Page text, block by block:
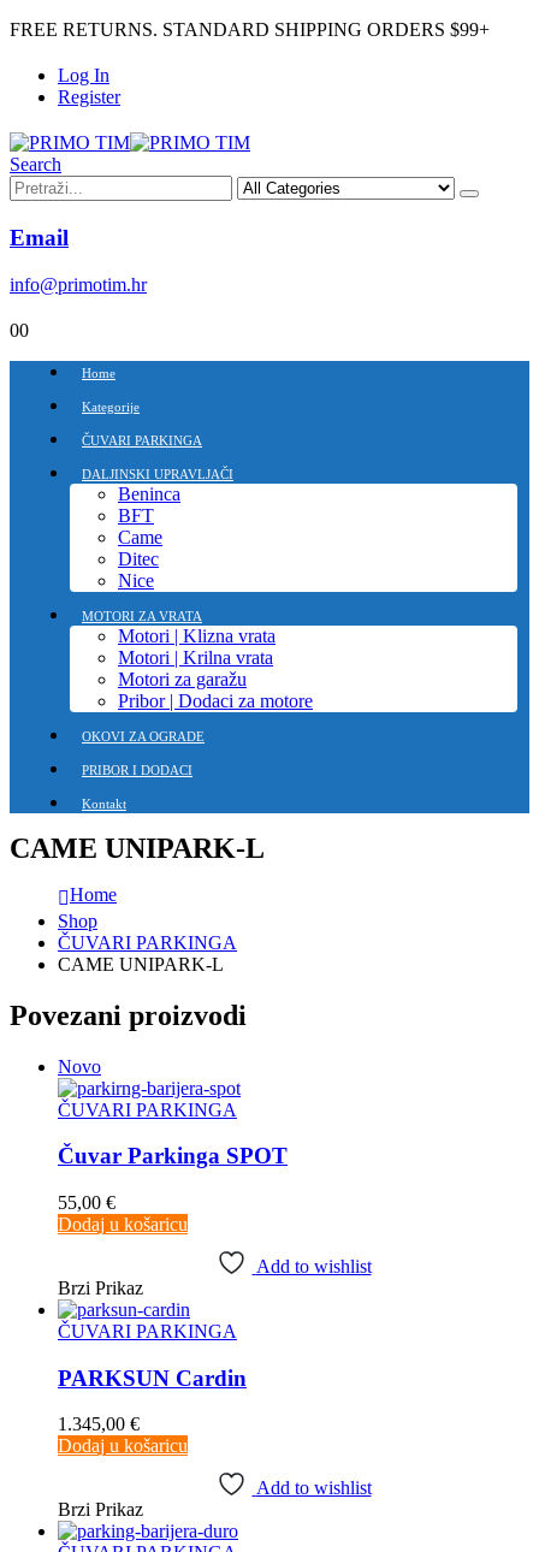
FREE RETURNS. STANDARD SHIPPING ORDERS $99+
Log In
Register
Search
Email
info@primotim.hr
00
Home
Kategorije
ČUVARI PARKINGA
DALJINSKI UPRAVLJAČI
Beninca
BFT
Came
Ditec
Nice
MOTORI ZA VRATA
Motori | Klizna vrata
Motori | Krilna vrata
Motori za garažu
Pribor | Dodaci za motore
OKOVI ZA OGRADE
PRIBOR I DODACI
Kontakt
CAME UNIPARK-L
Home
Shop
ČUVARI PARKINGA
CAME UNIPARK-L
Povezani proizvodi
Novo
ČUVARI PARKINGA
Čuvar Parkinga SPOT
55,00 €
Dodaj u košaricu
Add to wishlist
Brzi Prikaz
ČUVARI PARKINGA
PARKSUN Cardin
1.345,00 €
Dodaj u košaricu
Add to wishlist
Brzi Prikaz